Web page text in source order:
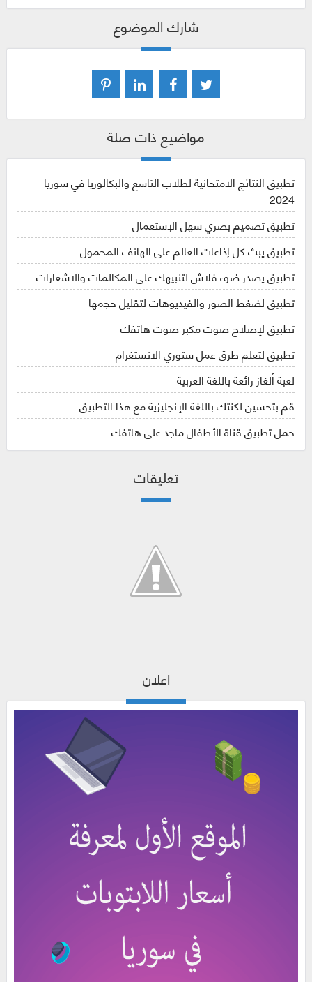
شارك الموضوع
مواضيع ذات صلة
تطبيق النتائج الامتحانية لطلاب التاسع والبكالوريا في سوريا
2024
تطبيق تصميم بصري سهل الإستعمال
تطبيق يبث كل إذاعات العالم على الهاتف المحمول
تطبيق يصدر ضوء فلاش لتنبيهك على المكالمات والاشعارات
تطبيق لضغط الصور والفيديوهات لتقليل حجمها
تطبيق لإصلاح صوت مكبر صوت هاتفك
تطبيق لتعلم طرق عمل ستوري الانستغرام
لعبة ألغاز رائعة باللغة العربية
قم بتحسين لكنتك باللغة الإنجليزية مع هذا التطبيق
حمل تطبيق قناة الأطفال ماجد على هاتفك
تعليقات
اعلان